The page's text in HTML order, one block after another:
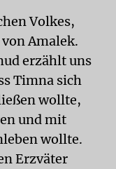
Volkes,
Amalek.
erzählt uns
Timna sich
wollte,
und mit
wollte.
Erzväter